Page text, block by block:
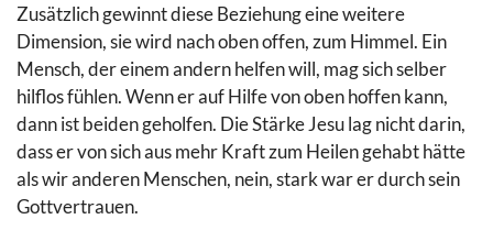
Zusätzlich gewinnt diese Beziehung eine weitere
Dimension, sie wird nach oben offen, zum Himmel. Ein
Mensch, der einem andern helfen will, mag sich selber
hilflos fühlen. Wenn er auf Hilfe von oben hoffen kann,
dann ist beiden geholfen. Die Stärke Jesu lag nicht darin,
dass er von sich aus mehr Kraft zum Heilen gehabt hätte
als wir anderen Menschen, nein, stark war er durch sein
Gottvertrauen.